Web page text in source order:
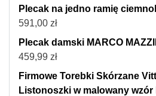
Plecak na jedno ramię
591,00 zł
Plecak damski MARCO
459,99 zł
Firmowe Torebki Skórzane
Listonoszki w malowany wzór